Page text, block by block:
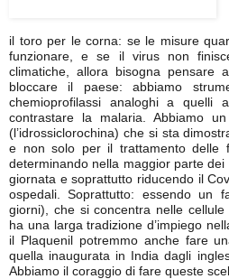
il toro per le corna: se le misure
funzionare, e se il virus non
climatiche, allora bisogna pensare
bloccare il paese: abbiamo
chemioprofilassi analoghi a quelli
contrastare la malaria. Abbiamo
(l’idrossiclorochina) che si sta
e non solo per il trattamento delle
determinando nella maggior parte
giornata e soprattutto riducendo il
ospedali. Soprattutto: essendo un
giorni), che si concentra nelle cellule
ha una larga tradizione d’impiego
il Plaquenil potremmo anche fare
quella inaugurata in India dagli
Abbiamo il coraggio di fare queste